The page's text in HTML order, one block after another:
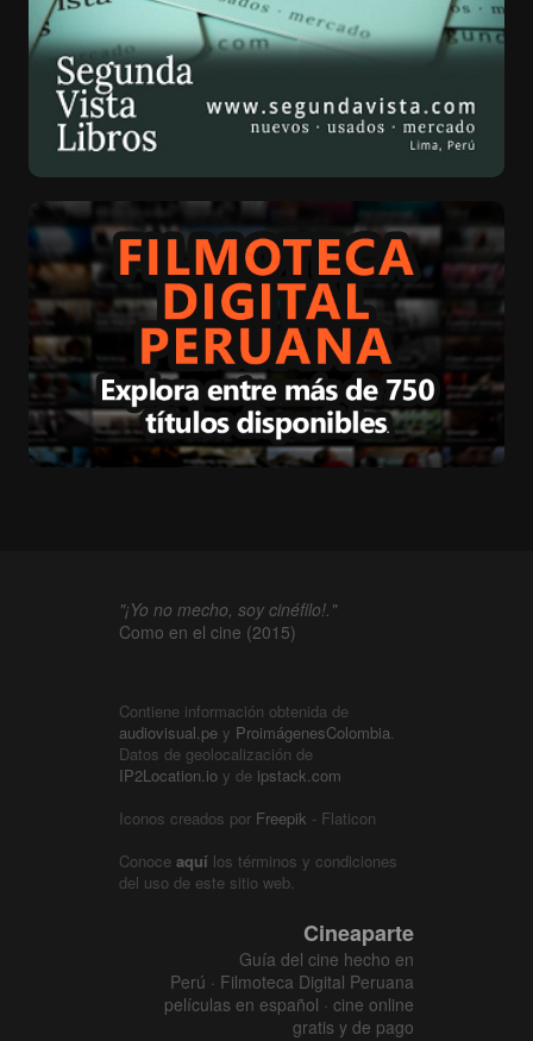
"¡Yo no mecho, soy cinéfilo!."
Como en el cine (2015)
Contiene información obtenida de
audiovisual.pe y ProimágenesColombia.
Datos de geolocalización de
IP2Location.io y de ipstack.com
Iconos creados por Freepik - Flaticon
Conoce aquí los términos y condiciones
del uso de este sitio web.
Cineaparte
Guía del cine hecho en
Perú · Filmoteca Digital Peruana
películas en español · cine online
gratis y de pago